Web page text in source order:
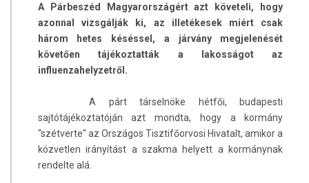
A Párbeszéd Magyarországért azt követeli, hogy
azonnal vizsgálják ki, az illetékesek miért csak
három hetes késéssel, a járvány megjelenését
követően tájékoztatták a lakosságot az
influenzahelyzetről.
A párt társelnöke hétfői, budapesti
sajtótájékoztatóján azt mondta, hogy a kormány
"szétverte" az Országos Tisztifőorvosi Hivatalt, amikor a
közvetlen irányítást a szakma helyett a kormánynak
rendelte alá.